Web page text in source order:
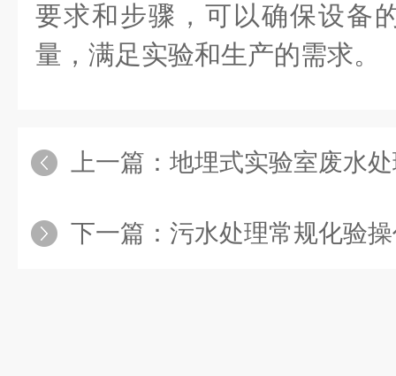
要求和步骤，可以确保设备
量，满足实验和生产的需求。
上一篇： 地埋式实验室废水
下一篇： 污水处理常规化验